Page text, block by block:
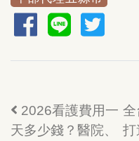
2026看護費用一
天多少錢？醫院、
全
打